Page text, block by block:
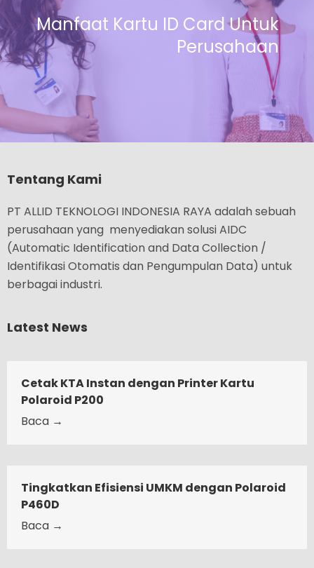
Manfaat Kartu ID Card Untuk
Perusahaan
Tentang Kami
PT ALLID TEKNOLOGI INDONESIA RAYA adalah sebuah
perusahaan yang menyediakan solusi AIDC
(Automatic Identification and Data Collection /
Identifikasi Otomatis dan Pengumpulan Data) untuk
berbagai industri.
Latest News
Cetak KTA Instan dengan Printer Kartu
Polaroid P200
Baca →
Tingkatkan Efisiensi UMKM dengan Polaroid
P460D
Baca →